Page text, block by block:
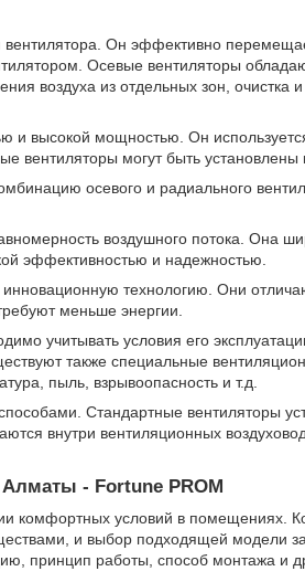
вентилятора. Он эффективно
Осевые вентиляторы
воздуха из отдельных зон, очистка
и высокой мощностью. Он
вентиляторы могут быть установлены
осевого и радиального
воздушного потока. Она
эффективностью и надежностью.
технологию. Они
меньше энергии.
учитывать условия его
также специальные
пыль, взрывоопасность и т.д.
Стандартные вентиляторы
внутри вентиляционных
- Fortune PROM
комфортных условий в помещениях.
и выбор подходящей модели
принцип работы, способ монтажа и